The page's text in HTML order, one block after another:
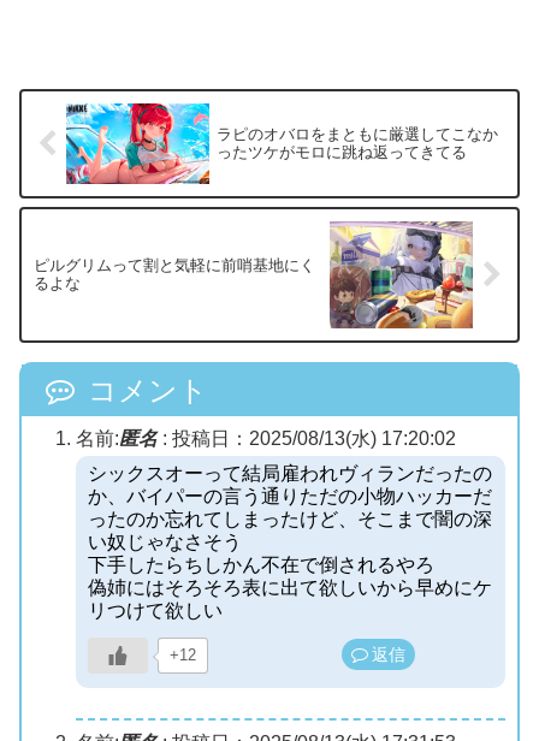
ラピのオバロをまともに厳選してこなか
ったツケがモロに跳ね返ってきてる
ピルグリムって割と気軽に前哨基地にく
るよな
コメント
名前:匿名: 投稿日：2025/08/13(水) 17:20:02
シックスオーって結局雇われヴィランだったの
か、バイパーの言う通りただの小物ハッカーだ
ったのか忘れてしまったけど、そこまで闇の深
い奴じゃなさそう
下手したらちしかん不在で倒されるやろ
偽姉にはそろそろ表に出て欲しいから早めにケ
リつけて欲しい
+12 返信